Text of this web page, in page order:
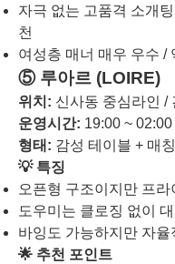
자극 없는 고품격 소개
천
여성층 매너 매우 우수 /
⑤ 루아르 (LOIRE)
위치: 신사동 중심라인 /
운영시간: 19:00 ~ 02:00
형태: 감성 테이블 + 매
💡 특징
오픈형 구조이지만 프
도우미는 클로징 없이
바잉도 가능하지만 자율
🌟 추천 포인트